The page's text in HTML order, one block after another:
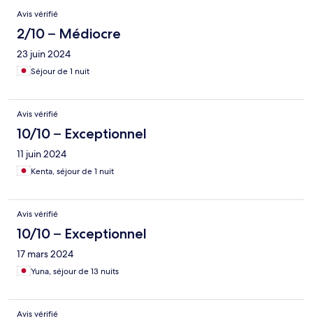
Avis vérifié
2/10 – Médiocre
23 juin 2024
Séjour de 1 nuit
Avis vérifié
10/10 – Exceptionnel
11 juin 2024
Kenta, séjour de 1 nuit
Avis vérifié
10/10 – Exceptionnel
17 mars 2024
Yuna, séjour de 13 nuits
Avis vérifié